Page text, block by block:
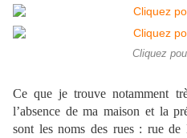
Cliquez
Ce que je trouve notamment
l’absence de ma maison et la
sont les noms des rues : rue de